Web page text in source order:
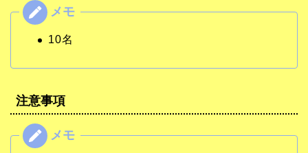
10名
注意事項